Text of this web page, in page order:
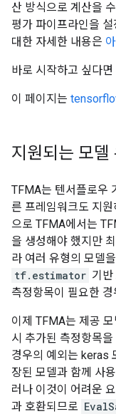
산 방식으로 계산을
평가 파이프라인을
대한 자세한 내용은
바로 시작하고 싶다면
이 페이지는
지원되는 모델
TFMA는 텐서플로우
른 프레임워크도 지
으로 TFMA에서는
을 생성해야 했지만
라 여러 유형의 모델
tf.estimator 기
측정항목이 필요한
이제 TFMA는 제공
시 추가된 측정항목
경우의 예외는 keras
장된 모델과 함께 사
러나 이것이 어려운
과 호환되므로